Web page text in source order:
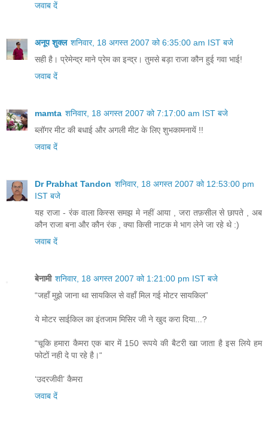
जवाब दें
अनूप शुक्ल शनिवार, 18 अगस्त 2007 को 6:35:00 am IST बजे
सही है। प्रेमेन्द्र माने प्रेम का इन्द्र। तुमसे बड़ा राजा कौन हुई गवा भाई!
जवाब दें
mamta शनिवार, 18 अगस्त 2007 को 7:17:00 am IST बजे
ब्लॉगर मीट की बधाई और अगली मीट के लिए शुभकामनायें !!
जवाब दें
Dr Prabhat Tandon शनिवार, 18 अगस्त 2007 को 12:53:00 pm
IST बजे
यह राजा - रंक वाला किस्स समझ मे नहीं आया , जरा तफ़सील से छापते , अब
कौन राजा बना और कौन रंक , क्या किसी नाटक मे भाग लेने जा रहे थे :)
जवाब दें
बेनामी शनिवार, 18 अगस्त 2007 को 1:21:00 pm IST बजे
“जहॉं मुझे जाना था सायकिल से वहॉं मिल गई मोटर सायकिल”
ये मोटर साईकिल का इंतजाम मिसिर जी ने खुद करा दिया...?
“चूकि हमारा कैमरा एक बार में 150 रूपये की बैटरी खा जाता है इस लिये हम
फोटों नही दे पा रहे है।“
‘उदरजीवी’ कैमरा
जवाब दें